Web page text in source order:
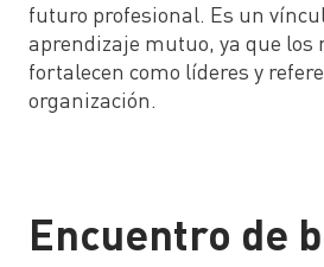
futuro profesional. Es un
aprendizaje mutuo, ya que los
fortalecen como líderes y
organización.
Encuentro de